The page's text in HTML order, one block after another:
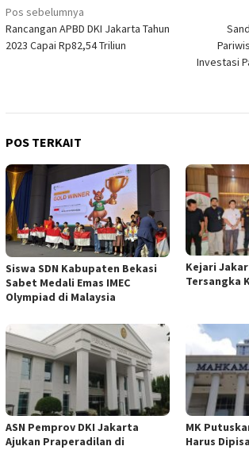
Navigasi
pos
Pos sebelumnya
Rancangan APBD DKI Jakarta Tahun
2023 Capai Rp82,54 Triliun
Investasi
POS TERKAIT
Siswa SDN Kabupaten Bekasi
Sabet Medali Emas IMEC
Olympiad di Malaysia
Kejari
Tersangka
ASN Pemprov DKI Jakarta
Ajukan Praperadilan di
MK
Harus